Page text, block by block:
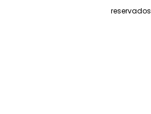
reservados